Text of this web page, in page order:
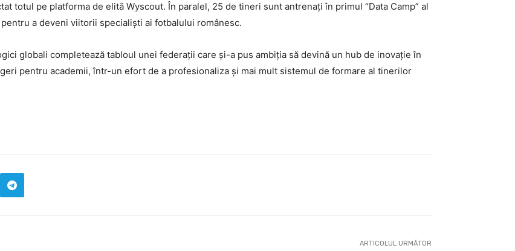
totul pe platforma de elită Wyscout. În paralel, 25 de tineri sunt antrenați în primul “Data Camp” al
a deveni viitorii specialiști ai fotbalului românesc.
globali completează tabloul unei federații care și-a pus ambiția să devină un hub de inovație în
pentru academii, într-un efort de a profesionaliza și mai mult sistemul de formare al tinerilor
ARTICOLUL URMĂTOR